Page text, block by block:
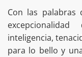
Con las palabras
inteligencia,
para lo bello y